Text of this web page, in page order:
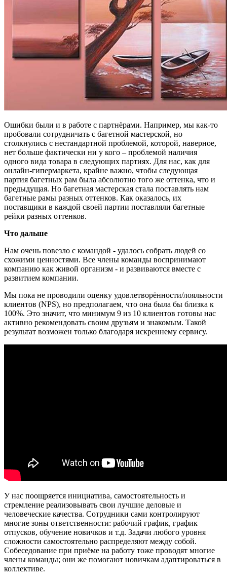
Ошибки были и в работе с партнёрами. Например, мы как-то
пробовали сотрудничать с багетной мастерской, но
столкнулись с нестандартной проблемой, которой, наверное,
нет больше фактически ни у кого – проблемой наличия
одного вида товара в следующих партиях. Для нас, как для
онлайн-гипермаркета, крайне важно, чтобы следующая
партия багетных рам была абсолютно того же оттенка, что и
предыдущая. Но багетная мастерская стала поставлять нам
багетные рамы разных оттенков. Как оказалось, их
поставщики в каждой своей партии поставляли багетные
рейки разных оттенков.
Что дальше
Нам очень повезло с командой - удалось собрать людей со
схожими ценностями. Все члены команды воспринимают
компанию как живой организм - и развиваются вместе с
развитием компании.
Мы пока не проводили оценку удовлетворённости/лояльности
клиентов (NPS), но предполагаем, что она была бы близка к
100%. Это значит, что минимум 9 из 10 клиентов готовы нас
активно рекомендовать своим друзьям и знакомым. Такой
результат возможен только благодаря искреннему сервису.
У нас поощряется инициатива, самостоятельность и
стремление реализовывать свои лучшие деловые и
человеческие качества. Сотрудники сами контролируют
многие зоны ответственности: рабочий график, график
отпусков, обучение новичков и т.д. Задачи любого уровня
сложности самостоятельно распределяют между собой.
Собеседование при приёме на работу тоже проводят многие
члены команды; они же помогают новичкам адаптироваться в
коллективе.